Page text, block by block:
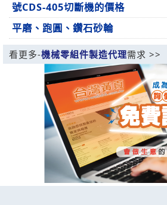
號CDS-405切斷機的價格
平磨、跑圓、鑽石砂輪
看更多-機械零組件製造代理需求 >>